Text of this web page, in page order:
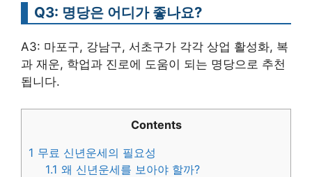
Q3: 명당은 어디가 좋나요?
A3: 마포구, 강남구, 서초구가 각각 상업 활성화, 복
과 재운, 학업과 진로에 도움이 되는 명당으로 추천
됩니다.
Contents
1 무료 신년운세의 필요성
1.1 왜 신년운세를 보아야 할까?